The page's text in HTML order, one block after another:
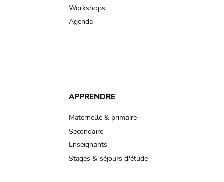
Workshops
Agenda
APPRENDRE
Maternelle & primaire
Secondaire
Enseignants
Stages & séjours d'étude